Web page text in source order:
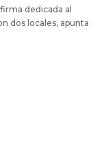
dedicada al
dos locales, apunta